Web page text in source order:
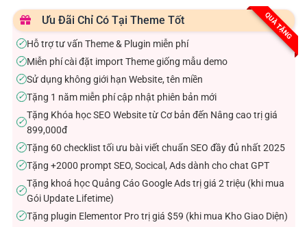
QUÀ TẶNG
Ưu Đãi Chỉ Có Tại Theme Tốt
✓Hỗ trợ tư vấn Theme & Plugin miễn phí
✓Miễn phí cài đặt import Theme giống mẫu demo
✓Sử dụng không giới hạn Website, tên miền
✓Tặng 1 năm miễn phí cập nhật phiên bản mới
✓
Tặng Khóa học SEO Website từ Cơ bản đến Nâng cao trị giá
899,000đ
✓Tặng 60 checklist tối ưu bài viết chuẩn SEO đầy đủ nhất 2025
✓Tặng +2000 prompt SEO, Socical, Ads dành cho chat GPT
✓
Tặng khoá học Quảng Cáo Google Ads trị giá 2 triệu (khi mua
Gói Update Lifetime)
✓Tặng plugin Elementor Pro trị giá $59 (khi mua Kho Giao Diện)